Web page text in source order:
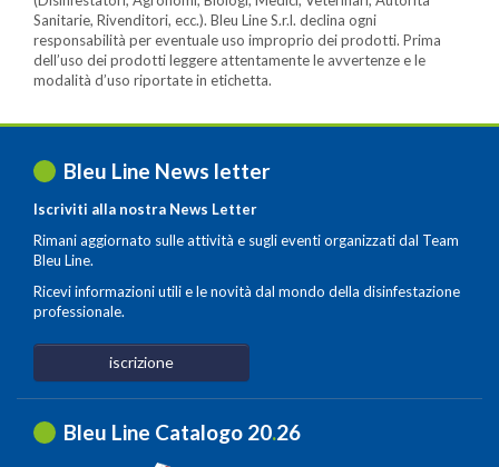
Sanitarie, Rivenditori, ecc.). Bleu Line S.r.l. declina ogni
responsabilità per eventuale uso improprio dei prodotti. Prima
dell’uso dei prodotti leggere attentamente le avvertenze e le
modalità d’uso riportate in etichetta.
Bleu Line News letter
Iscriviti alla nostra News Letter
Rimani aggiornato sulle attività e sugli eventi organizzati dal Team
Bleu Line.
Ricevi informazioni utili e le novità dal mondo della disinfestazione
professionale.
iscrizione
Bleu Line Catalogo 20.26